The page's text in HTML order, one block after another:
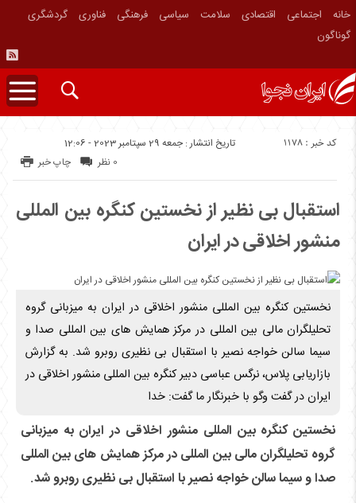
خانه اجتماعی اقتصادی سلامت سیاسی فرهنگی فناوری
گردشگری
گوناگون
تاریخ انتشار : جمعه 29 سپتامبر 2023 - 12:06 کد خبر : 1178
چاپ خبر 0 نظر
استقبال بی نظیر از نخستین کنگره بین المللی
منشور اخلاقی در ایران
نخستین کنگره بین المللی منشور اخلاقی در ایران به میزبانی گروه
تحلیلگران مالی بین المللی در مرکز همایش های بین المللی صدا و
سیما سالن خواجه نصیر با استقبال بی نظیری روبرو شد. به گزارش
بازاریابی پلاس، نرگس عباسی دبیر کنگره بین المللی منشور اخلاقی در
ایران در گفت وگو با خبرنگار ما گفت: خدا
نخستین کنگره بین المللی منشور اخلاقی در ایران به میزبانی
گروه تحلیلگران مالی بین المللی در مرکز همایش های بین المللی
صدا و سیما سالن خواجه نصیر با استقبال بی نظیری روبرو شد.